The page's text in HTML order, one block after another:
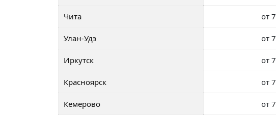
Чита от
Улан-Удэ от
Иркутск от
Красноярск от
Кемерово от